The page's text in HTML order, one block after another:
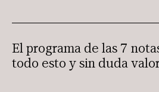
El programa de las 7
todo esto y sin duda